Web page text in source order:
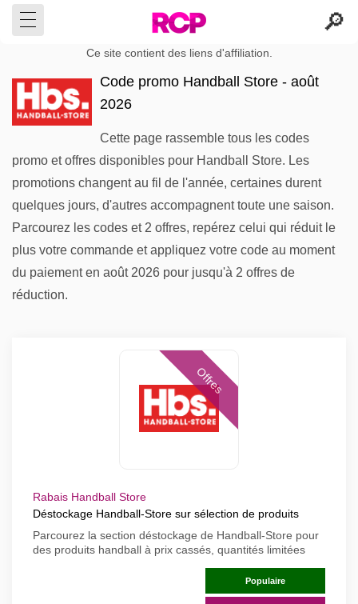
Ce site contient des liens d'affiliation.
Code promo Handball Store - août
2026
Cette page rassemble tous les codes
promo et offres disponibles pour Handball Store. Les
promotions changent au fil de l'année, certaines durent
quelques jours, d'autres accompagnent toute une saison.
Parcourez les codes et 2 offres, repérez celui qui réduit le
plus votre commande et appliquez votre code au moment
du paiement en août 2026 pour jusqu'à 2 offres de
réduction.
Offres
Rabais Handball Store
Déstockage Handball-Store sur sélection de produits
Parcourez la section déstockage de Handball-Store pour
des produits handball à prix cassés, quantités limitées
Populaire